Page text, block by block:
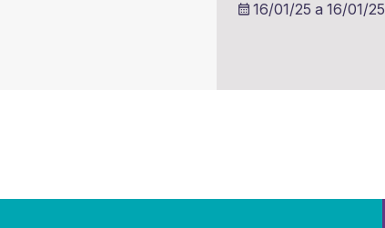
16/01/25 a 16/01/25